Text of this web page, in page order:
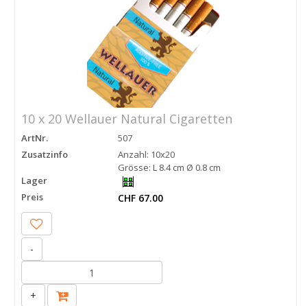
10 x 20 Wellauer Natural Cigaretten
ArtNr.
507
Zusatzinfo
Anzahl: 10x20
Grösse: L 8.4 cm Ø 0.8 cm
Lager
Preis
CHF 67.00
-
+